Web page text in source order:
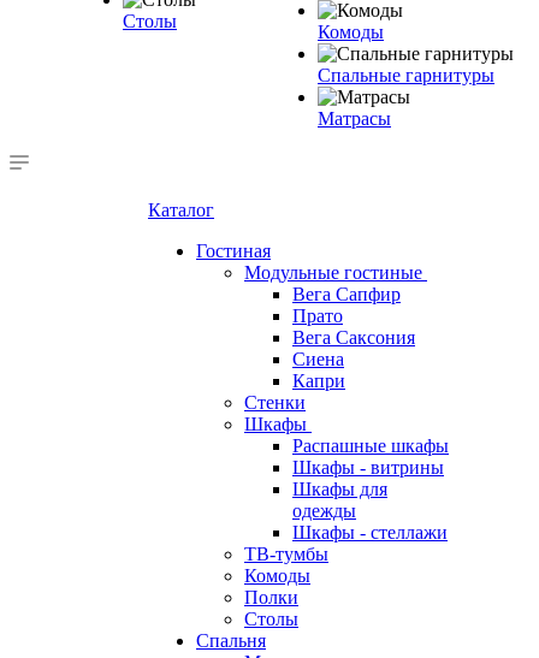
Столы
Комоды
Спальные гарнитуры
Матрасы
Каталог
Гостиная
Модульные гостиные
Вега Сапфир
Прато
Вега Саксония
Сиена
Капри
Стенки
Шкафы
Распашные шкафы
Шкафы - витрины
Шкафы для
одежды
Шкафы - стеллажи
ТВ-тумбы
Комоды
Полки
Столы
Спальня